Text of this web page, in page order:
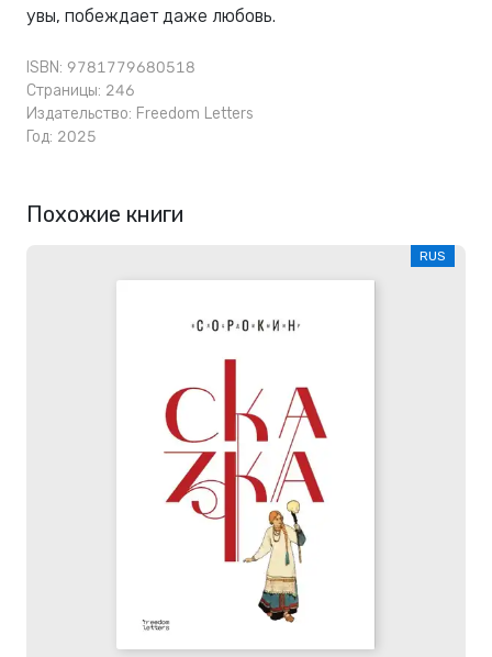
увы, побеждает даже любовь.
ISBN: 9781779680518
Страницы: 246
Издательство: Freedom Letters
Год: 2025
Похожие книги
RUS